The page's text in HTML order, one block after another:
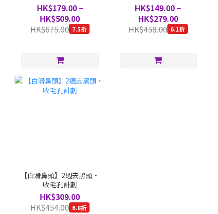
HK$179.00 ~
HK$509.00
HK$675.00 7.5折
HK$149.00 ~
HK$279.00
HK$458.00 6.1折
【白滑鼻頭】2週去黑頭・
收毛孔計劃
HK$309.00
HK$454.00 6.8折